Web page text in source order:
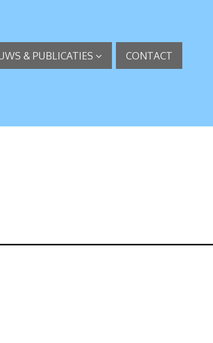
& PUBLICATIES CONTACT